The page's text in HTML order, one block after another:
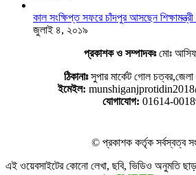
কাল সংক্ষিপ্ত সফরে চাঁদপুর আসছেন শিক্ষামন্ত্রী
জুলাই ৪, ২০১৯
প্রকাশক ও সম্পাদকঃমোঃ
ঠিকানাঃসুপার মার্কেট গোল চত্বর,জেলা
ইমেইল:
যোগাযোগ: 01614-
© প্রকাশক কর্তৃক সর্বস্বত্ব
এই ওয়েবসাইটের কোনো লেখা, ছবি, ভিডিও অনুমতি